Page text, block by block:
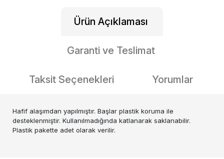
Ürün Açıklaması
Garanti ve Teslimat
Taksit Seçenekleri Yorumlar
Hafif alaşımdan yapılmıştır. Başlar plastik koruma ile
desteklenmiştir. Kullanılmadığında katlanarak saklanabilir.
Plastik pakette adet olarak verilir.